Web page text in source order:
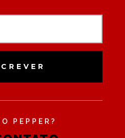
PEPPER?